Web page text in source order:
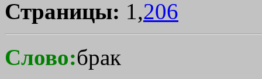
Страницы: 1,206
Слово:брак